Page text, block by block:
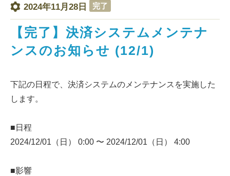
2024年11月28日 完了
【完了】決済システムメンテナ
ンスのお知らせ (12/1)
下記の日程で、決済システムのメンテナンスを実施した
します。
■日程
2024/12/01（日） 0:00 〜 2024/12/01（日） 4:00
■影響